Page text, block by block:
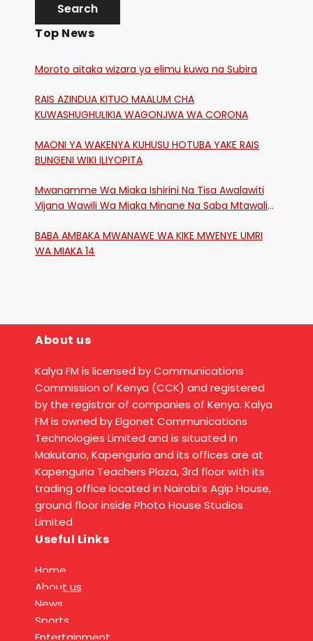
Top News
Moroto aitaka wizara ya elimu kuwa na Subira
RAIS AZINDUA KITUO MAALUM CHA
KUWASHUGHULIKIA WAGONJWA WA CORONA
MAONI YA WAKENYA KUHUSU HOTUBA YAKE RAIS
BUNGENI WIKI ILIYOPITA
Mwanamme Wa Miaka Ishirini Na Tisa Awalawiti
Vijana Wawili Wa Miaka Minane Na Saba Mtawalia
BABA AMBAKA MWANAWE WA KIKE MWENYE UMRI
WA MIAKA 14
About us
Kalya FM is licensed by Communications
Commission of Kenya (CCK) and registered
by the registrar of companies of Kenya. Kalya
FM is owned by Elgonet Communications
Technologies Limited and is situated in
Makutano, Kapenguria and its offices are at
Kapenguria Teachers Plaza, 3rd floor with its
trading office located in Nairobi’s Agip House,
ground floor inside Photo House Studios
Limited
Useful Links
Home
About us
News
Sports
Entertainment